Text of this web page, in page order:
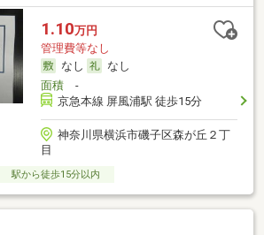
1.10万円
管理費等なし
なし
なし
面積-
京急本線 屏風浦駅 徒歩15分
神奈川県横浜市磯子区森が丘２丁
目
駅から徒歩15分以内